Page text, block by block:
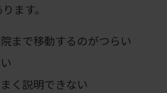
ます。
まで移動するのがつらい
く説明できない